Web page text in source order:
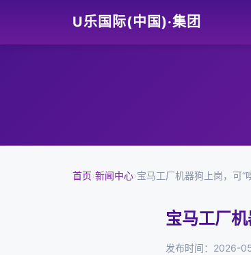
U乐国际(中国)·集团
首页›新闻中心›宝马工厂机器狗上岗，可“
宝马工厂
发布时间：2026-